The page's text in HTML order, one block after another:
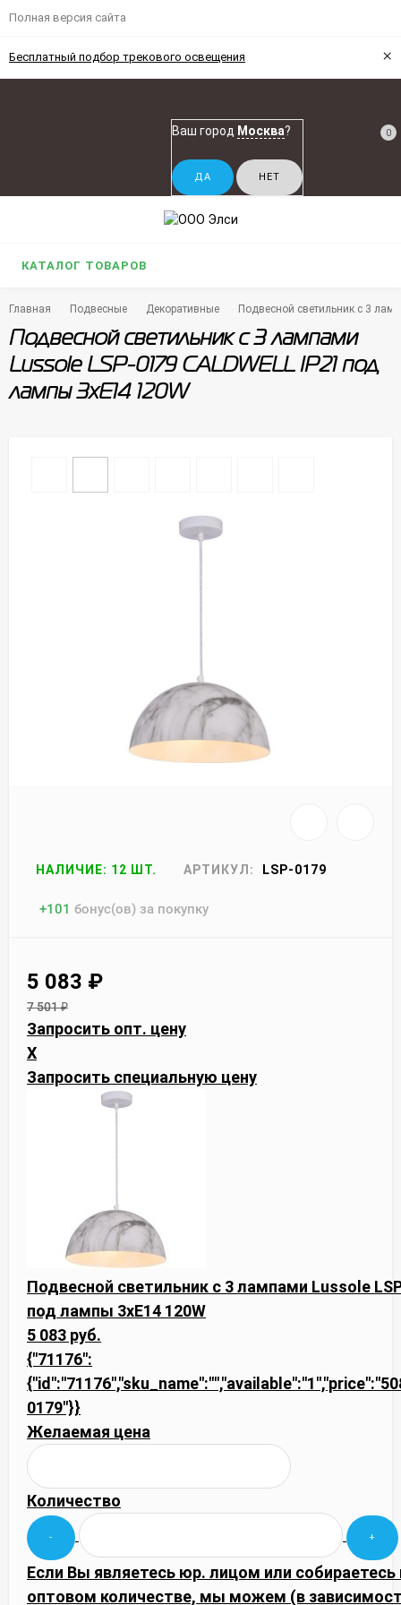
Полная версия сайта
Бесплатный подбор трекового освещения ×
Ваш город Москва? 0
КАТАЛОГ ТОВАРОВ
Главная Подвесные Декоративные Подвесной светильник с 3
Подвесной светильник с 3 лампами
Lussole LSP-0179 CALDWELL IP21 под
лампы 3xE14 120W
НАЛИЧИЕ: 12 ШТ. АРТИКУЛ: LSP-0179
+101 бонус(ов) за покупку
5 083 ₽
7 501₽
Запросить опт. цену
X
Запросить специальную цену
Подвесной светильник с 3 лампами Lussole
под лампы 3xE14 120W
5 083 руб.
{"71176":
0179"}}
Желаемая цена
Количество
Если Вы являетесь юр. лицом или собираетесь
оптовом количестве, мы можем (в